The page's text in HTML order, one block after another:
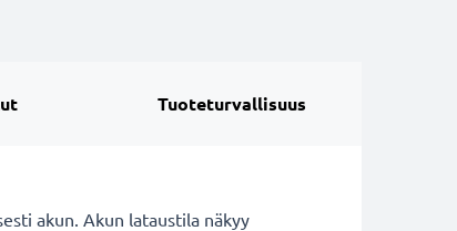
Tuoteturvallisuus
akun. Akun lataustila näkyy